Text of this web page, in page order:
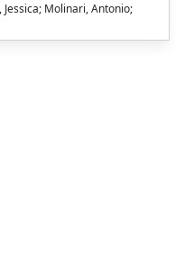
Molinari, Antonio;